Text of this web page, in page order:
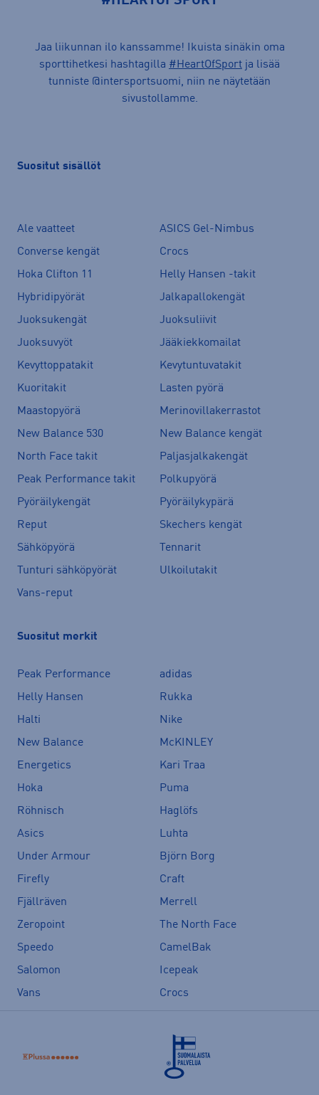
Jaa liikunnan ilo kanssamme! Ikuista sinäkin oma
sporttihetkesi hashtagilla #HeartOfSport ja lisää
tunniste @intersportsuomi, niin ne näytetään
sivustollamme.
Suositut sisällöt
Ale vaatteet
ASICS Gel-Nimbus
Converse kengät
Crocs
Hoka Clifton 11
Helly Hansen -takit
Hybridipyörät
Jalkapallokengät
Juoksukengät
Juoksuliivit
Juoksuvyöt
Jääkiekkomailat
Kevyttoppatakit
Kevytuntuvatakit
Kuoritakit
Lasten pyörä
Maastopyörä
Merinovillakerrastot
New Balance 530
New Balance kengät
North Face takit
Paljasjalkakengät
Peak Performance takit
Polkupyörä
Pyöräilykengät
Pyöräilykypärä
Reput
Skechers kengät
Sähköpyörä
Tennarit
Tunturi sähköpyörät
Ulkoilutakit
Vans-reput
Suositut merkit
Peak Performance
adidas
Helly Hansen
Rukka
Halti
Nike
New Balance
McKINLEY
Energetics
Kari Traa
Hoka
Puma
Röhnisch
Haglöfs
Asics
Luhta
Under Armour
Björn Borg
Firefly
Craft
Fjällräven
Merrell
Zeropoint
The North Face
Speedo
CamelBak
Salomon
Icepeak
Vans
Crocs